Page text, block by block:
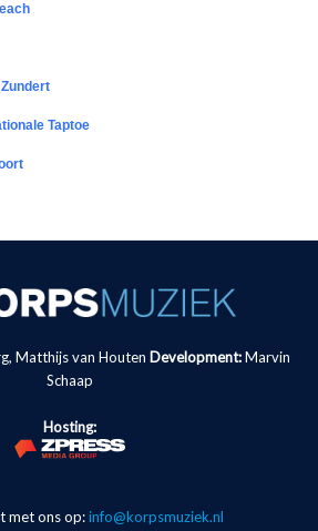
Taptoe
Matthijs van Houten Development: Marvin
Schaap
Hosting:
met ons op:info@korpsmuziek.nl